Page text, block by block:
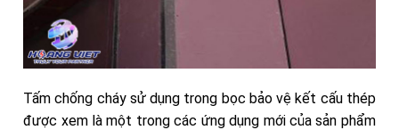
Tấm chống cháy sử dụng trong bọc bảo vệ kết cấu thép
được xem là một trong các ứng dụng mới của sản phẩm